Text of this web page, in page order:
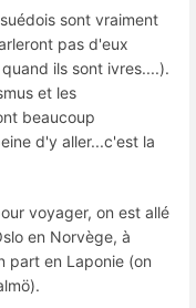
sont vraiment
pas d'eux
ils sont ivres....).
et les
beaucoup
d'y aller...c'est la
voyager, on est allé
en Norvège, à
part en Laponie (on